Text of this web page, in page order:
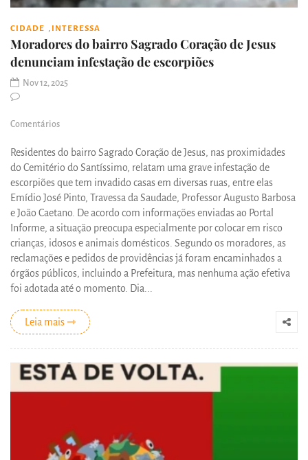
CIDADE , INTERESSA
Moradores do bairro Sagrado Coração de Jesus
denunciam infestação de escorpiões
Nov 12, 2025
Comentários
Residentes do bairro Sagrado Coração de Jesus, nas proximidades
do Cemitério do Santíssimo, relatam uma grave infestação de
escorpiões que tem invadido casas em diversas ruas, entre elas
Emídio José Pinto, Travessa da Saudade, Professor Augusto Barbosa
e João Caetano. De acordo com informações enviadas ao Portal
Informe, a situação preocupa especialmente por colocar em risco
crianças, idosos e animais domésticos. Segundo os moradores, as
reclamações e pedidos de providências já foram encaminhados a
órgãos públicos, incluindo a Prefeitura, mas nenhuma ação efetiva
foi adotada até o momento. Dia...
Leia mais ⇾